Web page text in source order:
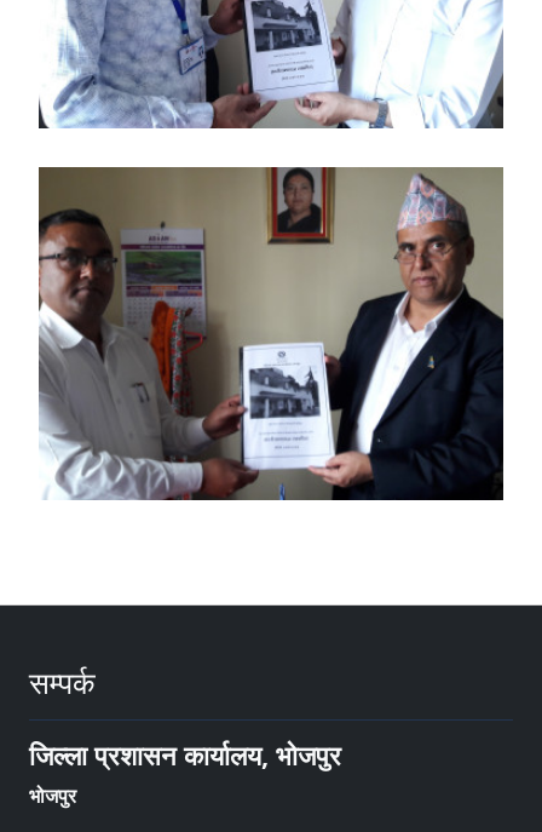
सम्पर्क
जिल्ला प्रशासन कार्यालय, भोजपुर
भोजपुर